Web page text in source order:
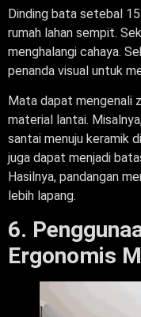
Dinding bata setebal
rumah lahan sempit.
menghalangi cahaya.
penanda visual untuk
Mata dapat mengenali
material lantai.
santai menuju keramik
juga dapat menjadi
Hasilnya, pandangan
lebih lapang.
6.
Ergonomis